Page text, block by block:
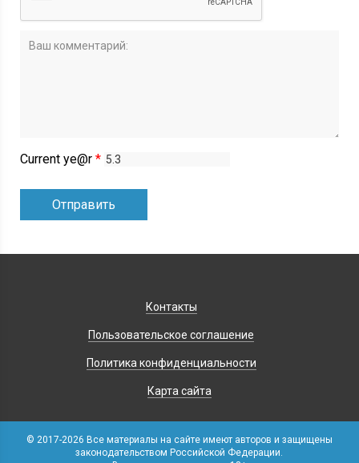
Current ye@r*
Контакты
Пользовательское соглашение
Политика конфиденциальности
Карта сайта
© 2017-2026 Все материалы на сайте имеют авторов и защищены
законодательством Российской Федерации.